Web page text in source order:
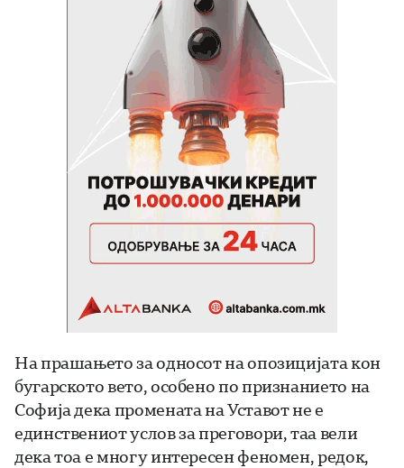
На прашањето за односот на опозицијата кон
бугарското вето, особено по признанието на
Софија дека промената на Уставот не е
единствениот услов за преговори, таа вели
дека тоа е многу интересен феномен, редок,